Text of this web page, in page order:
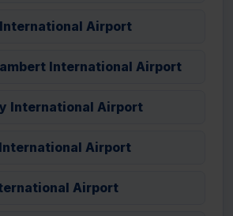
Airport
International Airport
International Airport
Airport
Airport